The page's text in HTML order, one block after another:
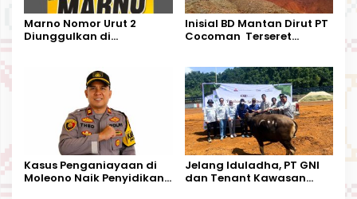
Marno Nomor Urut 2
Diunggulkan di
Harapan Warga
Inisial BD Mantan Dirut PT
Cocoman Terseret
Kalimantan Barat
Kasus Penganiayaan di
Moleono Naik Penyidikan,
Jelang Iduladha, PT GNI
dan Tenant Kawasan